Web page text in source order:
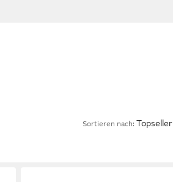
Sortieren nach: Topseller